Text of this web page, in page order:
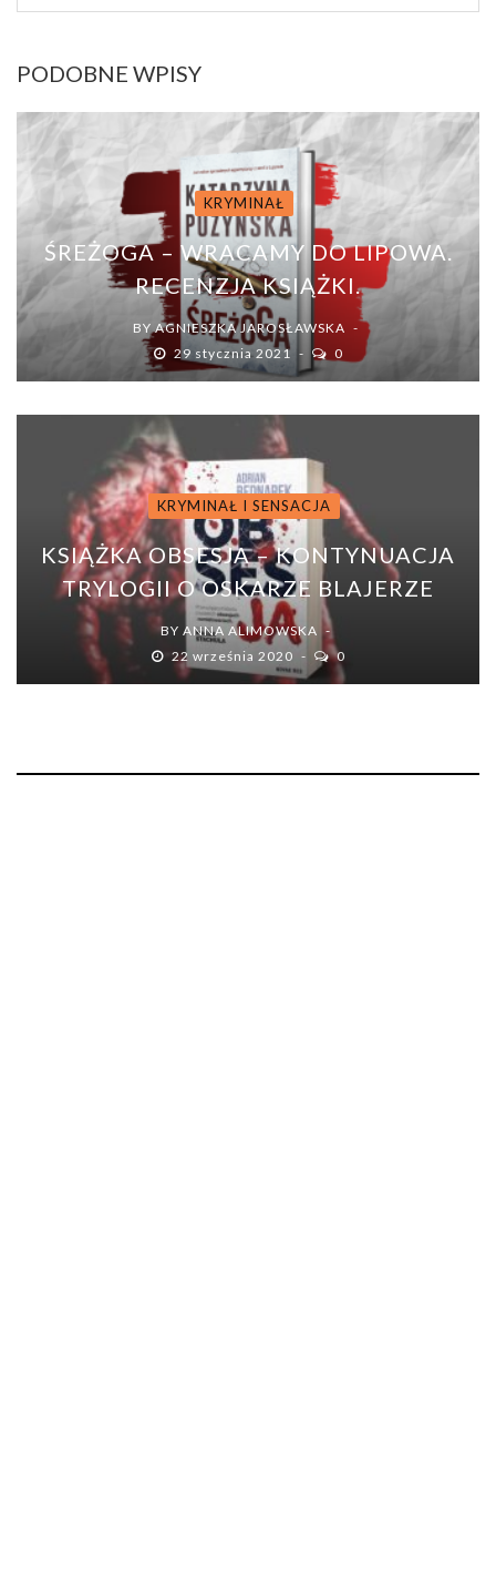
PODOBNE WPISY
KRYMINAŁ
ŚREŻOGA – WRACAMY DO LIPOWA.
RECENZJA KSIĄŻKI.
BY AGNIESZKA JAROSŁAWSKA
29 stycznia 2021
0
KRYMINAŁ I SENSACJA
KSIĄŻKA OBSESJA – KONTYNUACJA
TRYLOGII O OSKARZE BLAJERZE
BY ANNA ALIMOWSKA
22 września 2020
0